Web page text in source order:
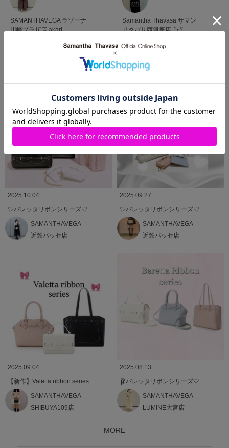
SAMANTHAVEGA ラゾーナ
川崎プラザ店 akari
Samantha Thavasa サマン
サタバサ西銀座店 J⋆꙳
VIEW MORE
ショップブログ
2025.10.04
♡バレッタリボンシリーズ♡
SAMANTHAVEGA
近鉄パッセ店
2025.09.27
♡バレッタリボンシリーズ♡
SAMANTHAVEGA
近鉄パッセ店
2025.09.04
【新作】Valetta ribbon series
SAMANTHAVEGA
SHIBUYA109店
2025.08.13
🩰バレッタリボンシリーズ🤍
SAMANTHAVEGA
LUMINE大宮店
MORE